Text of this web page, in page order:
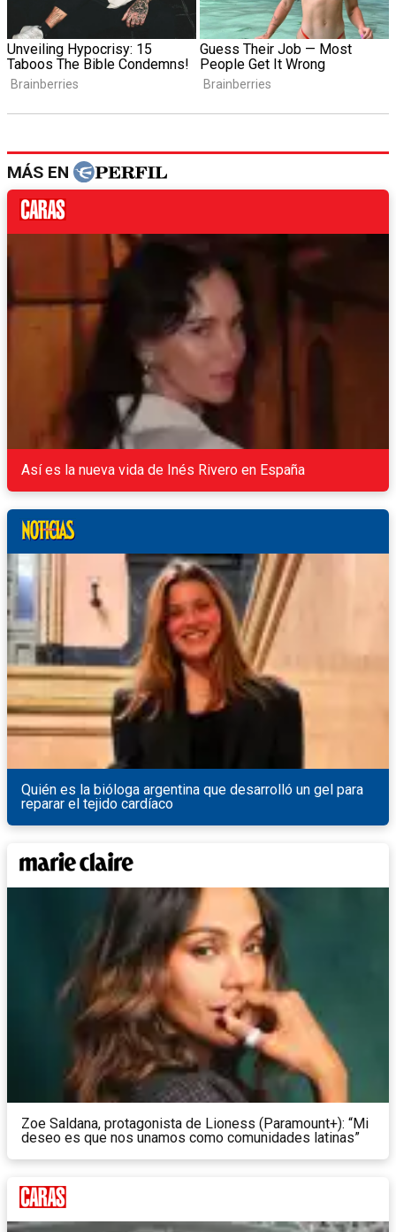
MÁS EN
Así es la nueva vida de Inés Rivero en España
Quién es la bióloga argentina que desarrolló un gel para
reparar el tejido cardíaco
Zoe Saldana, protagonista de Lioness (Paramount+): “Mi
deseo es que nos unamos como comunidades latinas”